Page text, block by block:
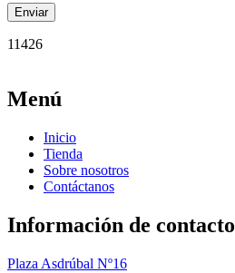
11426
Menú
Inicio
Tienda
Sobre nosotros
Contáctanos
Información de contacto
Plaza Asdrúbal Nº16